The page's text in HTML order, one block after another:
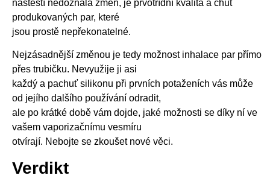
naštěstí nedoznala změn, je prvotřídní kvalita a chuť
produkovaných par, které
jsou prostě nepřekonatelné.
Nejzásadnější změnou je tedy možnost inhalace par přímo
přes trubičku. Nevyužije ji asi
každý a pachuť silikonu při prvních potaženích vás může
od jejího dalšího používání odradit,
ale po krátké době vám dojde, jaké možnosti se díky ní ve
vašem vaporizačnímu vesmíru
otvírají. Nebojte se zkoušet nové věci.
Verdikt